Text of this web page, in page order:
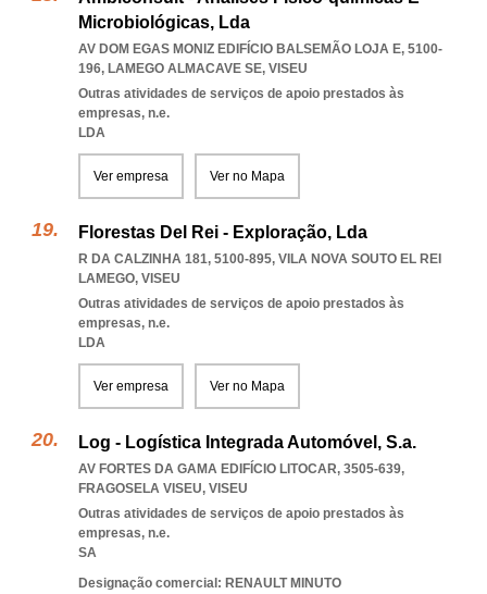
Microbiológicas, Lda
AV DOM EGAS MONIZ EDIFÍCIO BALSEMÃO LOJA E, 5100-
196, LAMEGO ALMACAVE SE, VISEU
Outras atividades de serviços de apoio prestados às
empresas, n.e.
LDA
Ver empresa Ver no Mapa
Florestas Del Rei - Exploração, Lda
R DA CALZINHA 181, 5100-895, VILA NOVA SOUTO EL REI
LAMEGO, VISEU
Outras atividades de serviços de apoio prestados às
empresas, n.e.
LDA
Ver empresa Ver no Mapa
Log - Logística Integrada Automóvel, S.a.
AV FORTES DA GAMA EDIFÍCIO LITOCAR, 3505-639,
FRAGOSELA VISEU, VISEU
Outras atividades de serviços de apoio prestados às
empresas, n.e.
SA
Designação comercial: RENAULT MINUTO